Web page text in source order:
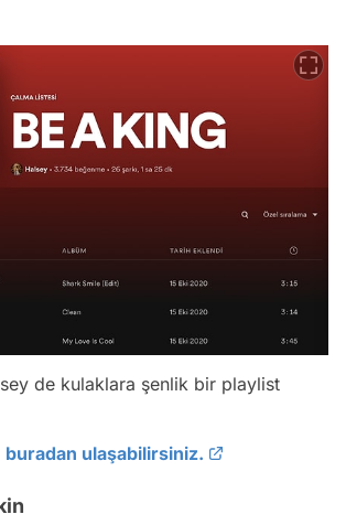
de kulaklara şenlik bir playlist
ulaşabilirsiniz.